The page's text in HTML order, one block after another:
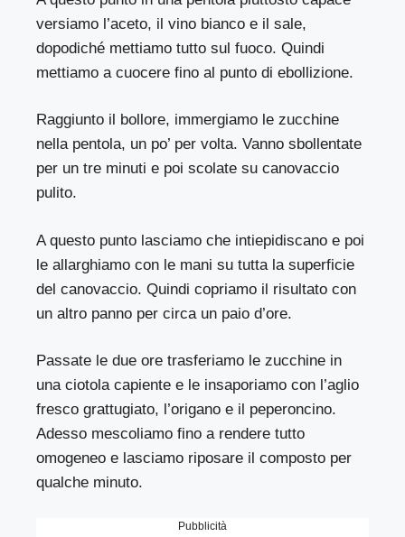
versiamo l’aceto, il vino bianco e il sale,
dopodiché mettiamo tutto sul fuoco. Quindi
mettiamo a cuocere fino al punto di ebollizione.
Raggiunto il bollore, immergiamo le zucchine
nella pentola, un po’ per volta. Vanno sbollentate
per un tre minuti e poi scolate su canovaccio
pulito.
A questo punto lasciamo che intiepidiscano e poi
le allarghiamo con le mani su tutta la superficie
del canovaccio. Quindi copriamo il risultato con
un altro panno per circa un paio d’ore.
Passate le due ore trasferiamo le zucchine in
una ciotola capiente e le insaporiamo con l’aglio
fresco grattugiato, l’origano e il peperoncino.
Adesso mescoliamo fino a rendere tutto
omogeneo e lasciamo riposare il composto per
qualche minuto.
Pubblicità